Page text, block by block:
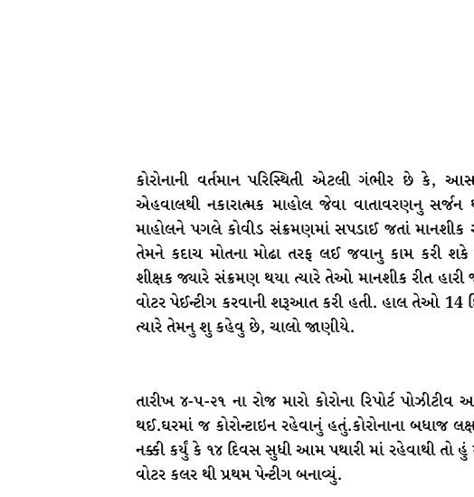
કોરોનાની વર્તમાન પરિસ્થિતી એટલી ગંભીર છે કે,
એહવાલથી નકારાત્મક માહોલ જેવા વાતાવરણનુ
માહોલને પગલે કોવીડ સંક્રમણમાં સપડાઈ જતાં માનશીક
તેમને કદાચ મોતના મોઢા તરફ લઈ જવાનુ કામ કરી
શીક્ષક જ્યારે સંક્રમણ થયા ત્યારે તેઓ માનશીક રીત
વોટર પેઈન્ટીગ કરવાની શરૂઆત કરી હતી. હાલ તેઓ 14
ત્યારે તેમનુ શુ કહેવુ છે, ચાલો જાણીયે.
તારીખ ૪-૫-૨૧ ના રોજ મારો કોરોના રિપોર્ટ
થઈ.ઘરમાં જ કોરોન્ટાઇન રહેવાનું હતું.કોરોનાના બધાજ
નક્કી કર્યું કે ૧૪ દિવસ સુધી આમ પથારી માં રહેવાથી તો
વોટર કલર થી પ્રથમ પેન્ટીગ બનાવ્યું.